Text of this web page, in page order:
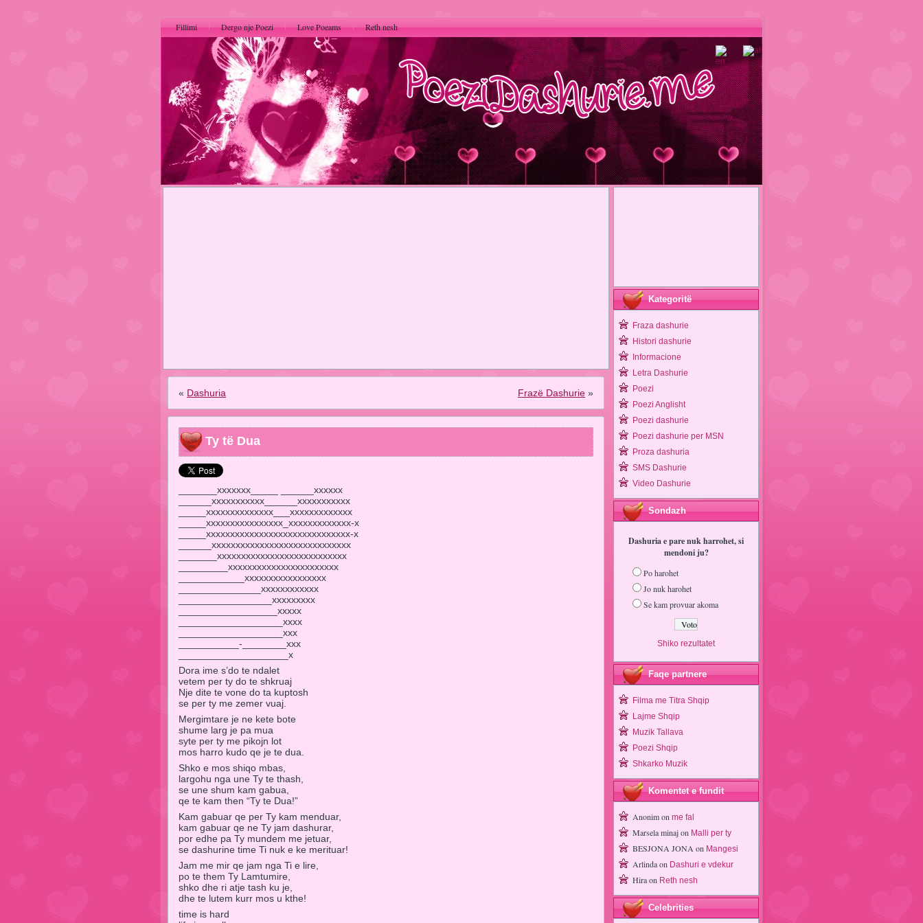
Fillimi Dergo nje Poezi Love Poeams Reth nesh
« Dashuria Frazë Dashurie »
Ty të Dua
_______xxxxxxx_____ ______xxxxxx
______xxxxxxxxxxx______xxxxxxxxxxx
_____xxxxxxxxxxxxxx___xxxxxxxxxxxxx
_____xxxxxxxxxxxxxxxx_xxxxxxxxxxxxx-x
_____xxxxxxxxxxxxxxxxxxxxxxxxxxxxxx-x
______xxxxxxxxxxxxxxxxxxxxxxxxxxxxx
_______xxxxxxxxxxxxxxxxxxxxxxxxxxx
_________xxxxxxxxxxxxxxxxxxxxxxx
____________xxxxxxxxxxxxxxxxx
_______________xxxxxxxxxxxx
_________________xxxxxxxxx
__________________xxxxx
___________________xxxx
___________________xxx
___________-________xxx
____________________x
Dora ime s’do te ndalet
vetem per ty do te shkruaj
Nje dite te vone do ta kuptosh
se per ty me zemer vuaj.
Mergimtare je ne kete bote
shume larg je pa mua
syte per ty me pikojn lot
mos harro kudo qe je te dua.
Shko e mos shiqo mbas,
largohu nga une Ty te thash,
se une shum kam gabua,
qe te kam then “Ty te Dua!”
Kam gabuar qe per Ty kam menduar,
kam gabuar qe ne Ty jam dashurar,
por edhe pa Ty mundem me jetuar,
se dashurine time Ti nuk e ke merituar!
Jam me mir qe jam nga Ti e lire,
po te them Ty Lamtumire,
shko dhe ri atje tash ku je,
dhe te lutem kurr mos u kthe!
time is hard
Kategoritë
Fraza dashurie
Histori dashurie
Informacione
Letra Dashurie
Poezi
Poezi Anglisht
Poezi dashurie
Poezi dashurie per MSN
Proza dashuria
SMS Dashurie
Video Dashurie
Sondazh
Dashuria e pare nuk harrohet, si
mendoni ju?
Po harohet
Jo nuk harohet
Se kam provuar akoma
Shiko rezultatet
Faqe partnere
Filma me Titra Shqip
Lajme Shqip
Muzik Tallava
Poezi Shqip
Shkarko Muzik
Komentet e fundit
Anonimon me fal
Marsela minajon Malli per ty
BESJONA JONA on Mangesi
Arlindaon Dashuri e vdekur
Hiraon Reth nesh
Celebrities